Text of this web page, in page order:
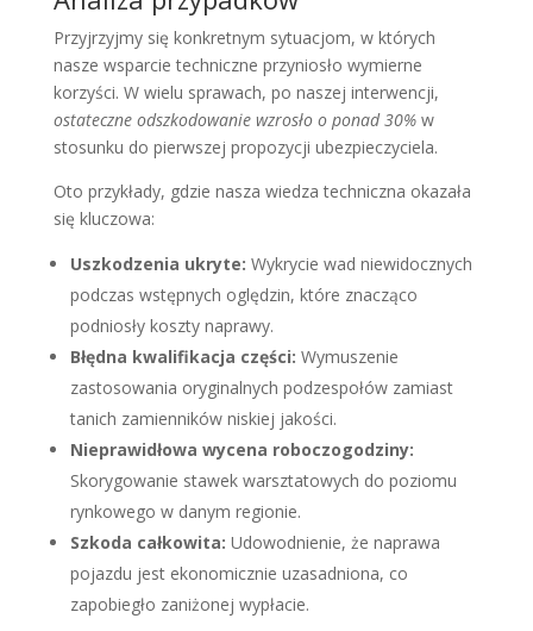
Przyjrzyjmy się konkretnym sytuacjom, w których
nasze wsparcie techniczne przyniosło wymierne
korzyści. W wielu sprawach, po naszej interwencji,
ostateczne odszkodowanie wzrosło o ponad 30%w
stosunku do pierwszej propozycji ubezpieczyciela.
Oto przykłady, gdzie nasza wiedza techniczna okazała
się kluczowa:
Uszkodzenia ukryte: Wykrycie wad niewidocznych
podczas wstępnych oględzin, które znacząco
podniosły koszty naprawy.
Błędna kwalifikacja części: Wymuszenie
zastosowania oryginalnych podzespołów zamiast
tanich zamienników niskiej jakości.
Nieprawidłowa wycena roboczogodziny:
Skorygowanie stawek warsztatowych do poziomu
rynkowego w danym regionie.
Szkoda całkowita: Udowodnienie, że naprawa
pojazdu jest ekonomicznie uzasadniona, co
zapobiegło zaniżonej wypłacie.